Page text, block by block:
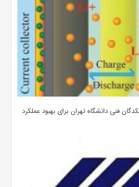
فنی دانشگاه تهران برای بهبود عملکرد